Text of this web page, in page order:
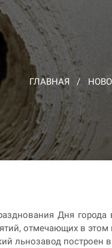
ГЛАВНАЯ
Дня города
отмечающих в
льнозавод построен